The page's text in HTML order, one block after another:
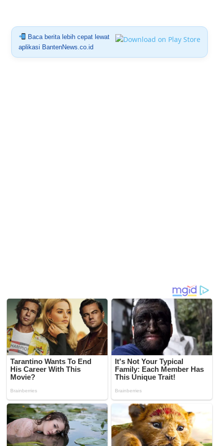
Baca berita lebih cepat lewat
aplikasi BantenNews.co.id